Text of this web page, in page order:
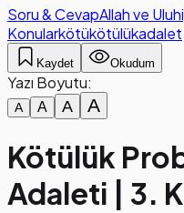
Soru & CevapAllah ve
Konularkötükötülükadalet
Kaydet Okudum
Yazı Boyutu:
A A A A
Kötülük
Adaleti | 3.